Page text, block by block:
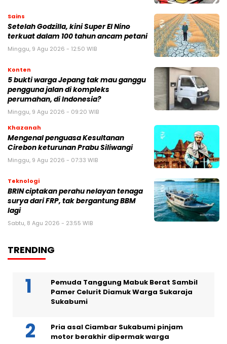
Sains
Setelah Godzilla, kini Super El Nino
terkuat dalam 100 tahun ancam petani
Minggu, 9 Agu 2026 - 12:50 WIB
Konten
5 bukti warga Jepang tak mau ganggu
pengguna jalan di kompleks
perumahan, di Indonesia?
Minggu, 9 Agu 2026 - 09:20 WIB
Khazanah
Mengenal penguasa Kesultanan
Cirebon keturunan Prabu Siliwangi
Minggu, 9 Agu 2026 - 07:33 WIB
Teknologi
BRIN ciptakan perahu nelayan tenaga
surya dari FRP, tak bergantung BBM
lagi
Sabtu, 8 Agu 2026 - 23:55 WIB
TRENDING
Pemuda Tanggung Mabuk Berat Sambil
Pamer Celurit Diamuk Warga Sukaraja
Sukabumi
Pria asal Ciambar Sukabumi pinjam
motor berakhir dipermak warga